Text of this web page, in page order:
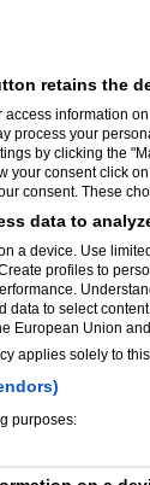
retains the
information
process your
by clicking the
your consent click
consent. These
data to
a device. Use
profiles to
data to select
European Union
applies solely to
purposes: